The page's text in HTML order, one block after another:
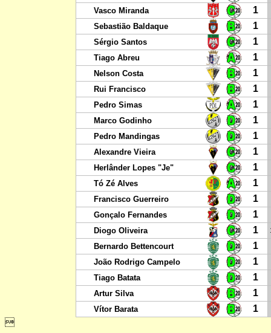
Vasco Miranda 1
Sebastião Baldaque 1
Sérgio Santos 1
Tiago Abreu 1
Nelson Costa 1
Rui Francisco 1
Pedro Simas 1
Marco Godinho 1
Pedro Mandingas 1
Alexandre Vieira 1
Herlânder Lopes "Je" 1
Tó Zé Alves 1
Francisco Guerreiro 1
Gonçalo Fernandes 1
Diogo Oliveira 1
Bernardo Bettencourt 1
João Rodrigo Campelo 1
Tiago Batata 1
Artur Silva 1
Vítor Barata
1
